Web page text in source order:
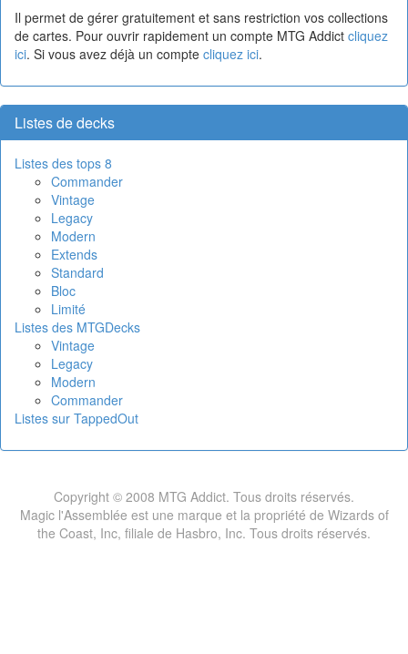
Il permet de gérer gratuitement et sans restriction vos collections
de cartes. Pour ouvrir rapidement un compte MTG Addict cliquez
ici. Si vous avez déjà un compte cliquez ici.
Listes de decks
Listes des tops 8
Commander
Vintage
Legacy
Modern
Extends
Standard
Bloc
Limité
Listes des MTGDecks
Vintage
Legacy
Modern
Commander
Listes sur TappedOut
Copyright © 2008 MTG Addict. Tous droits réservés.
Magic l'Assemblée est une marque et la propriété de Wizards of
the Coast, Inc, filiale de Hasbro, Inc. Tous droits réservés.